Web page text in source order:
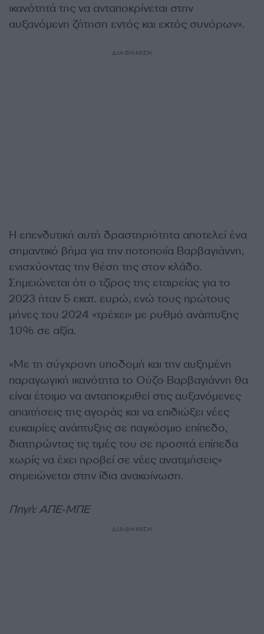
ικανότητά της να ανταποκρίνεται στην
αυξανόμενη ζήτηση εντός και εκτός συνόρων».
ΔΙΑΦΗΜΙΣΗ
Η επενδυτική αυτή δραστηριότητα αποτελεί ένα
σημαντικό βήμα για την ποτοποιία Βαρβαγιάννη,
ενισχύοντας την θέση της στον κλάδο.
Σημειώνεται ότι ο τζίρος της εταιρείας για το
2023 ήταν 5 εκατ. ευρώ, ενώ τους πρώτους
μήνες του 2024 «τρέχει» με ρυθμό ανάπτυξης
10% σε αξία.
«Με τη σύγχρονη υποδομή και την αυξημένη
παραγωγική ικανότητα το Ούζο Βαρβαγιάννη θα
είναι έτοιμο να ανταποκριθεί στις αυξανόμενες
απαιτήσεις της αγοράς και να επιδιώξει νέες
ευκαιρίες ανάπτυξης σε παγκόσμιο επίπεδο,
διατηρώντας τις τιμές του σε προσιτά επίπεδα
χωρίς να έχει προβεί σε νέες ανατιμήσεις»
σημειώνεται στην ίδια ανακοίνωση.
Πηγή: ΑΠΕ-ΜΠΕ
ΔΙΑΦΗΜΙΣΗ